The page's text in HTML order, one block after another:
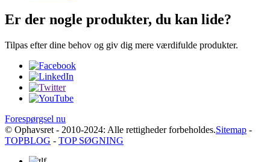
Er der nogle produkter, du kan lide?
Tilpas efter dine behov og giv dig mere værdifulde produkter.
Forespørgsel nu
© Ophavsret - 2010-2024: Alle rettigheder forbeholdes.Sitemap -
TOPBLOG - TOP SØGNING